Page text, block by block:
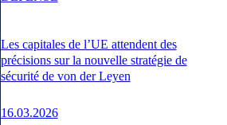
Les capitales de l’UE attendent des
précisions sur la nouvelle stratégie de
sécurité de von der Leyen
16.03.2026